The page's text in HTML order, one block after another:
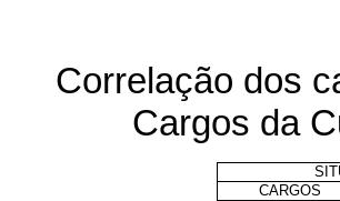
Correlação dos
Cargos da
CARGOS